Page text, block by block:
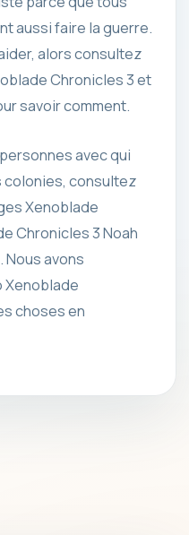
aussi faire la guerre.
alors consultez
Chronicles 3 et
savoir comment.
avec qui
colonies, consultez
Xenoblade
Chronicles 3 Noah
avons
Xenoblade
choses en